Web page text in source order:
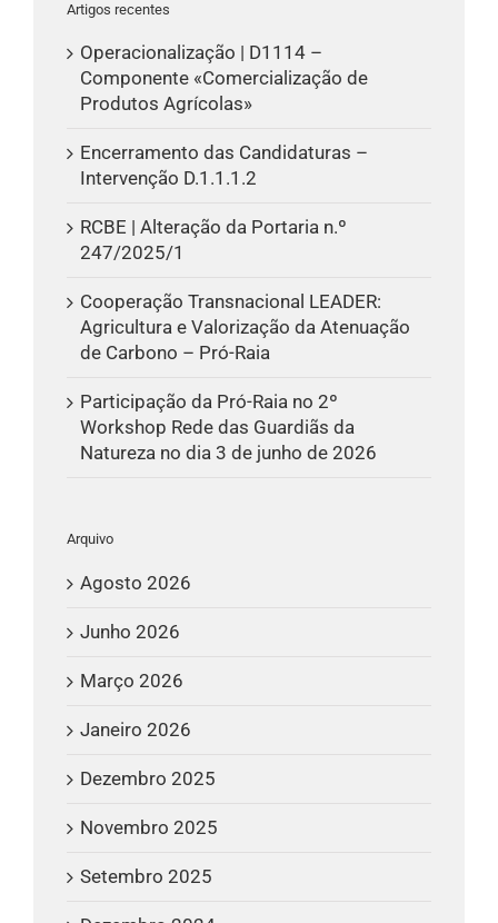
Artigos recentes
Operacionalização | D1114 –
Componente «Comercialização de
Produtos Agrícolas»
Encerramento das Candidaturas –
Intervenção D.1.1.1.2
RCBE | Alteração da Portaria n.º
247/2025/1
Cooperação Transnacional LEADER:
Agricultura e Valorização da Atenuação
de Carbono – Pró-Raia
Participação da Pró-Raia no 2º
Workshop Rede das Guardiãs da
Natureza no dia 3 de junho de 2026
Arquivo
Agosto 2026
Junho 2026
Março 2026
Janeiro 2026
Dezembro 2025
Novembro 2025
Setembro 2025